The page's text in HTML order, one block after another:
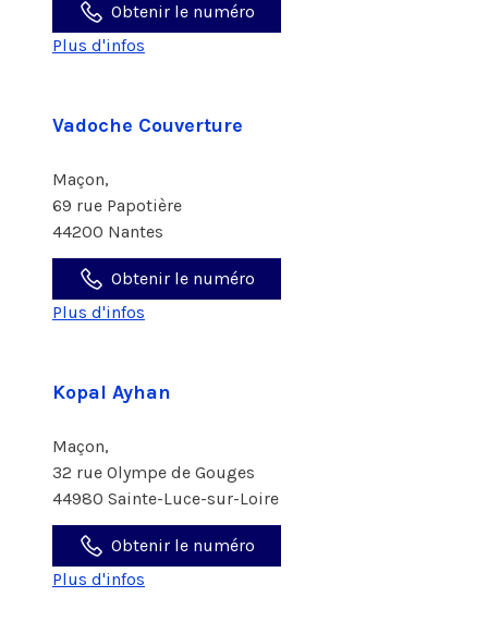
Obtenir le numéro
Plus d'infos
Vadoche Couverture
Maçon,
69 rue Papotière
44200 Nantes
Obtenir le numéro
Plus d'infos
Kopal Ayhan
Maçon,
32 rue Olympe de Gouges
44980 Sainte-Luce-sur-Loire
Obtenir le numéro
Plus d'infos